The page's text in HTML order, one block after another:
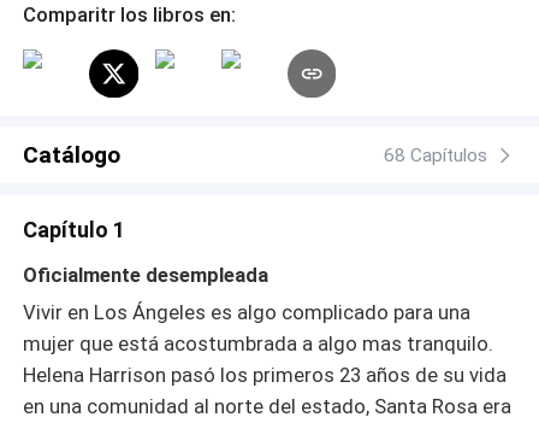
compleja como la vida misma.
Comparitr los libros en:
Catálogo 68 Capítulos
Capítulo 1
Oficialmente desempleada
Vivir en Los Ángeles es algo complicado para una
mujer que está acostumbrada a algo mas tranquilo.
Helena Harrison pasó los primeros 23 años de su vida
en una comunidad al norte del estado, Santa Rosa era